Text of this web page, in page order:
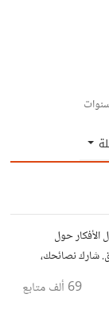
الأفكار حول
شارك نصائحك،
69 ألف متابع